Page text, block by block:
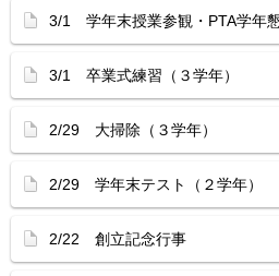
3/1 学年末授業参観・PTA学年懇
3/1 卒業式練習（３学年）
2/29 大掃除（３学年）
2/29 学年末テスト（２学年）
2/22 創立記念行事